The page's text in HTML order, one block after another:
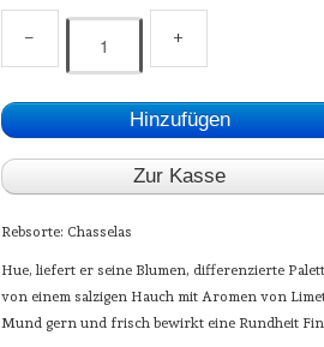
− +
Hinzufügen
Zur Kasse
Rebsorte: Chasselas
Hue, liefert er seine Blumen, differenzierte
von einem salzigen Hauch mit Aromen von
Mund gern und frisch bewirkt eine Rundheit